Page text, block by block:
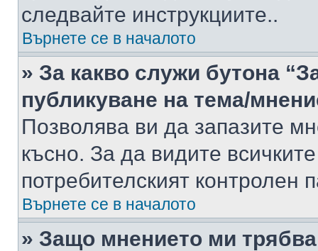
следвайте инструкциите..
Върнете се в началото
» За какво служи бутона
публикуване на тема/
Позволява ви да запазите
късно. За да видите
потребителският контролен
Върнете се в началото
» Защо мнението ми